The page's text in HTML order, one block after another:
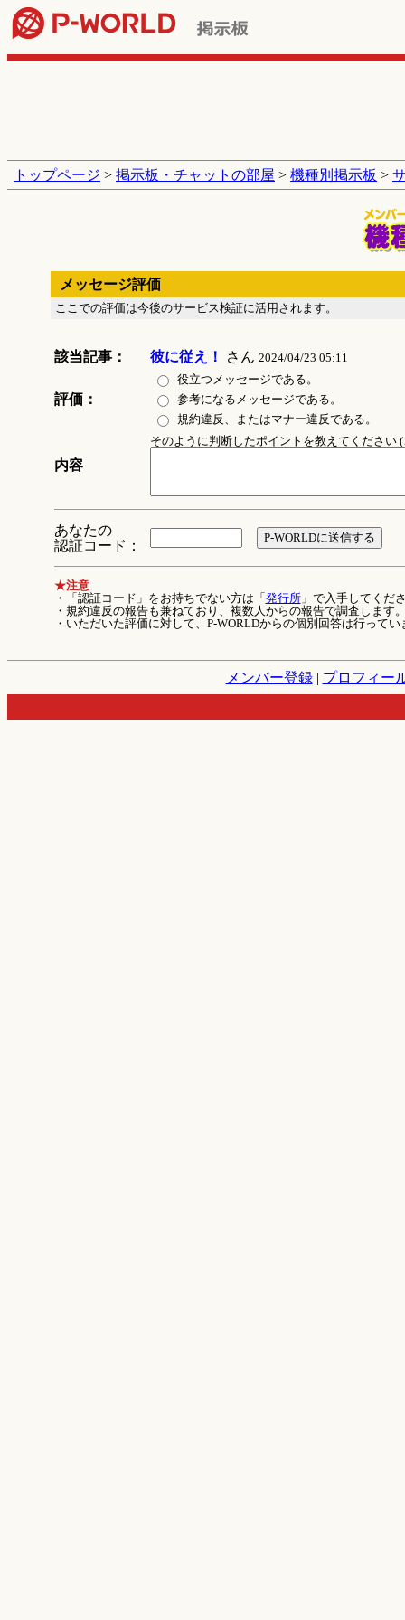
トップページ > 掲示板・チャットの部屋 > 機種別掲示板 >
メッセージ評価
ここでの評価は今後のサービス検証に活用されます。
該当記事： 彼に従え！ さん 2024/04/23 05:11
評価：
役立つメッセージである。
参考になるメッセージである。
規約違反、またはマナー違反である。
内容
そのように判断したポイントを教えてください
あなたの
認証コード：
★注意
・「認証コード」をお持ちでない方は「 発行所」で入手してくだ
・規約違反の報告も兼ねており、複数人からの報告で調査します
・いただいた評価に対して、P-WORLDからの個別回答は行ってい
メンバー登録| プロフィー